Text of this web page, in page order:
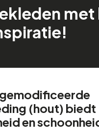
met
(hout) biedt
en